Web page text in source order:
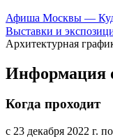
Афиша Москвы —
Выставки и
Архитектурная
Информация
Когда проходит
с 23 декабря 2022 г.